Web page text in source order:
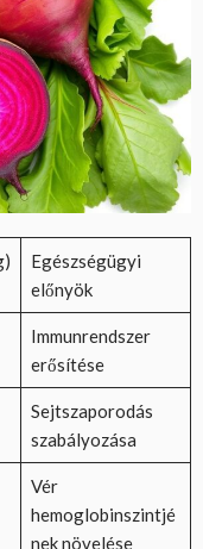
Egészségügyi
előnyök
Immunrendszer
erősítése
Sejtszaporodás
szabályozása
Vér
hemoglobinszintjé
nek növelése